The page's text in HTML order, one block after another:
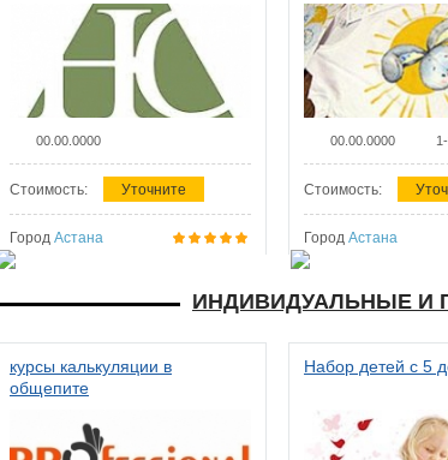
00.00.0000
Стоимость: Уточните
Город Астана
00.00.0000
Стоимость:
Город Астана
ИНДИВИДУАЛЬНЫЕ И
курсы калькуляции в
общепите
Набор детей с 5